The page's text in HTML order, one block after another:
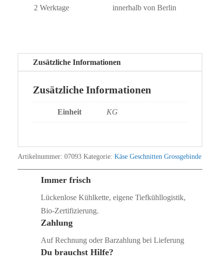
2 Werktage innerhalb von Berlin
Zusätzliche Informationen
Zusätzliche Informationen
Einheit KG
Artikelnummer: 07093 Kategorie: Käse Geschnitten Grossgebinde
Immer frisch
Lückenlose Kühlkette, eigene Tiefkühllogistik,
Bio‑Zertifizierung.
Zahlung
Auf Rechnung oder Barzahlung bei Lieferung
Du brauchst Hilfe?